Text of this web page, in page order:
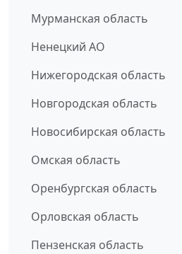
Мурманская область
Ненецкий АО
Нижегородская область
Новгородская область
Новосибирская область
Омская область
Оренбургская область
Орловская область
Пензенская область